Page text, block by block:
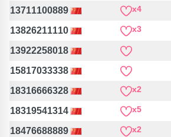
清除全部分類
13711100889 x4
13826211110 x3
13922258018
15817033338
18316666328 x2
18319541314 x5
18476688889 x2